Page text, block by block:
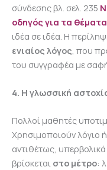
σύνδεσης βλ. σελ. 235
οδηγός για τα
ιδέα σε ιδέα. Η
ενιαίος λόγος , που
του συγγραφέα με
4. Η γλωσσική
Πολλοί μαθητές
Χρησιμοποιούν λόγιο
αντιθέτως,
βρίσκεται στο μέτρο: